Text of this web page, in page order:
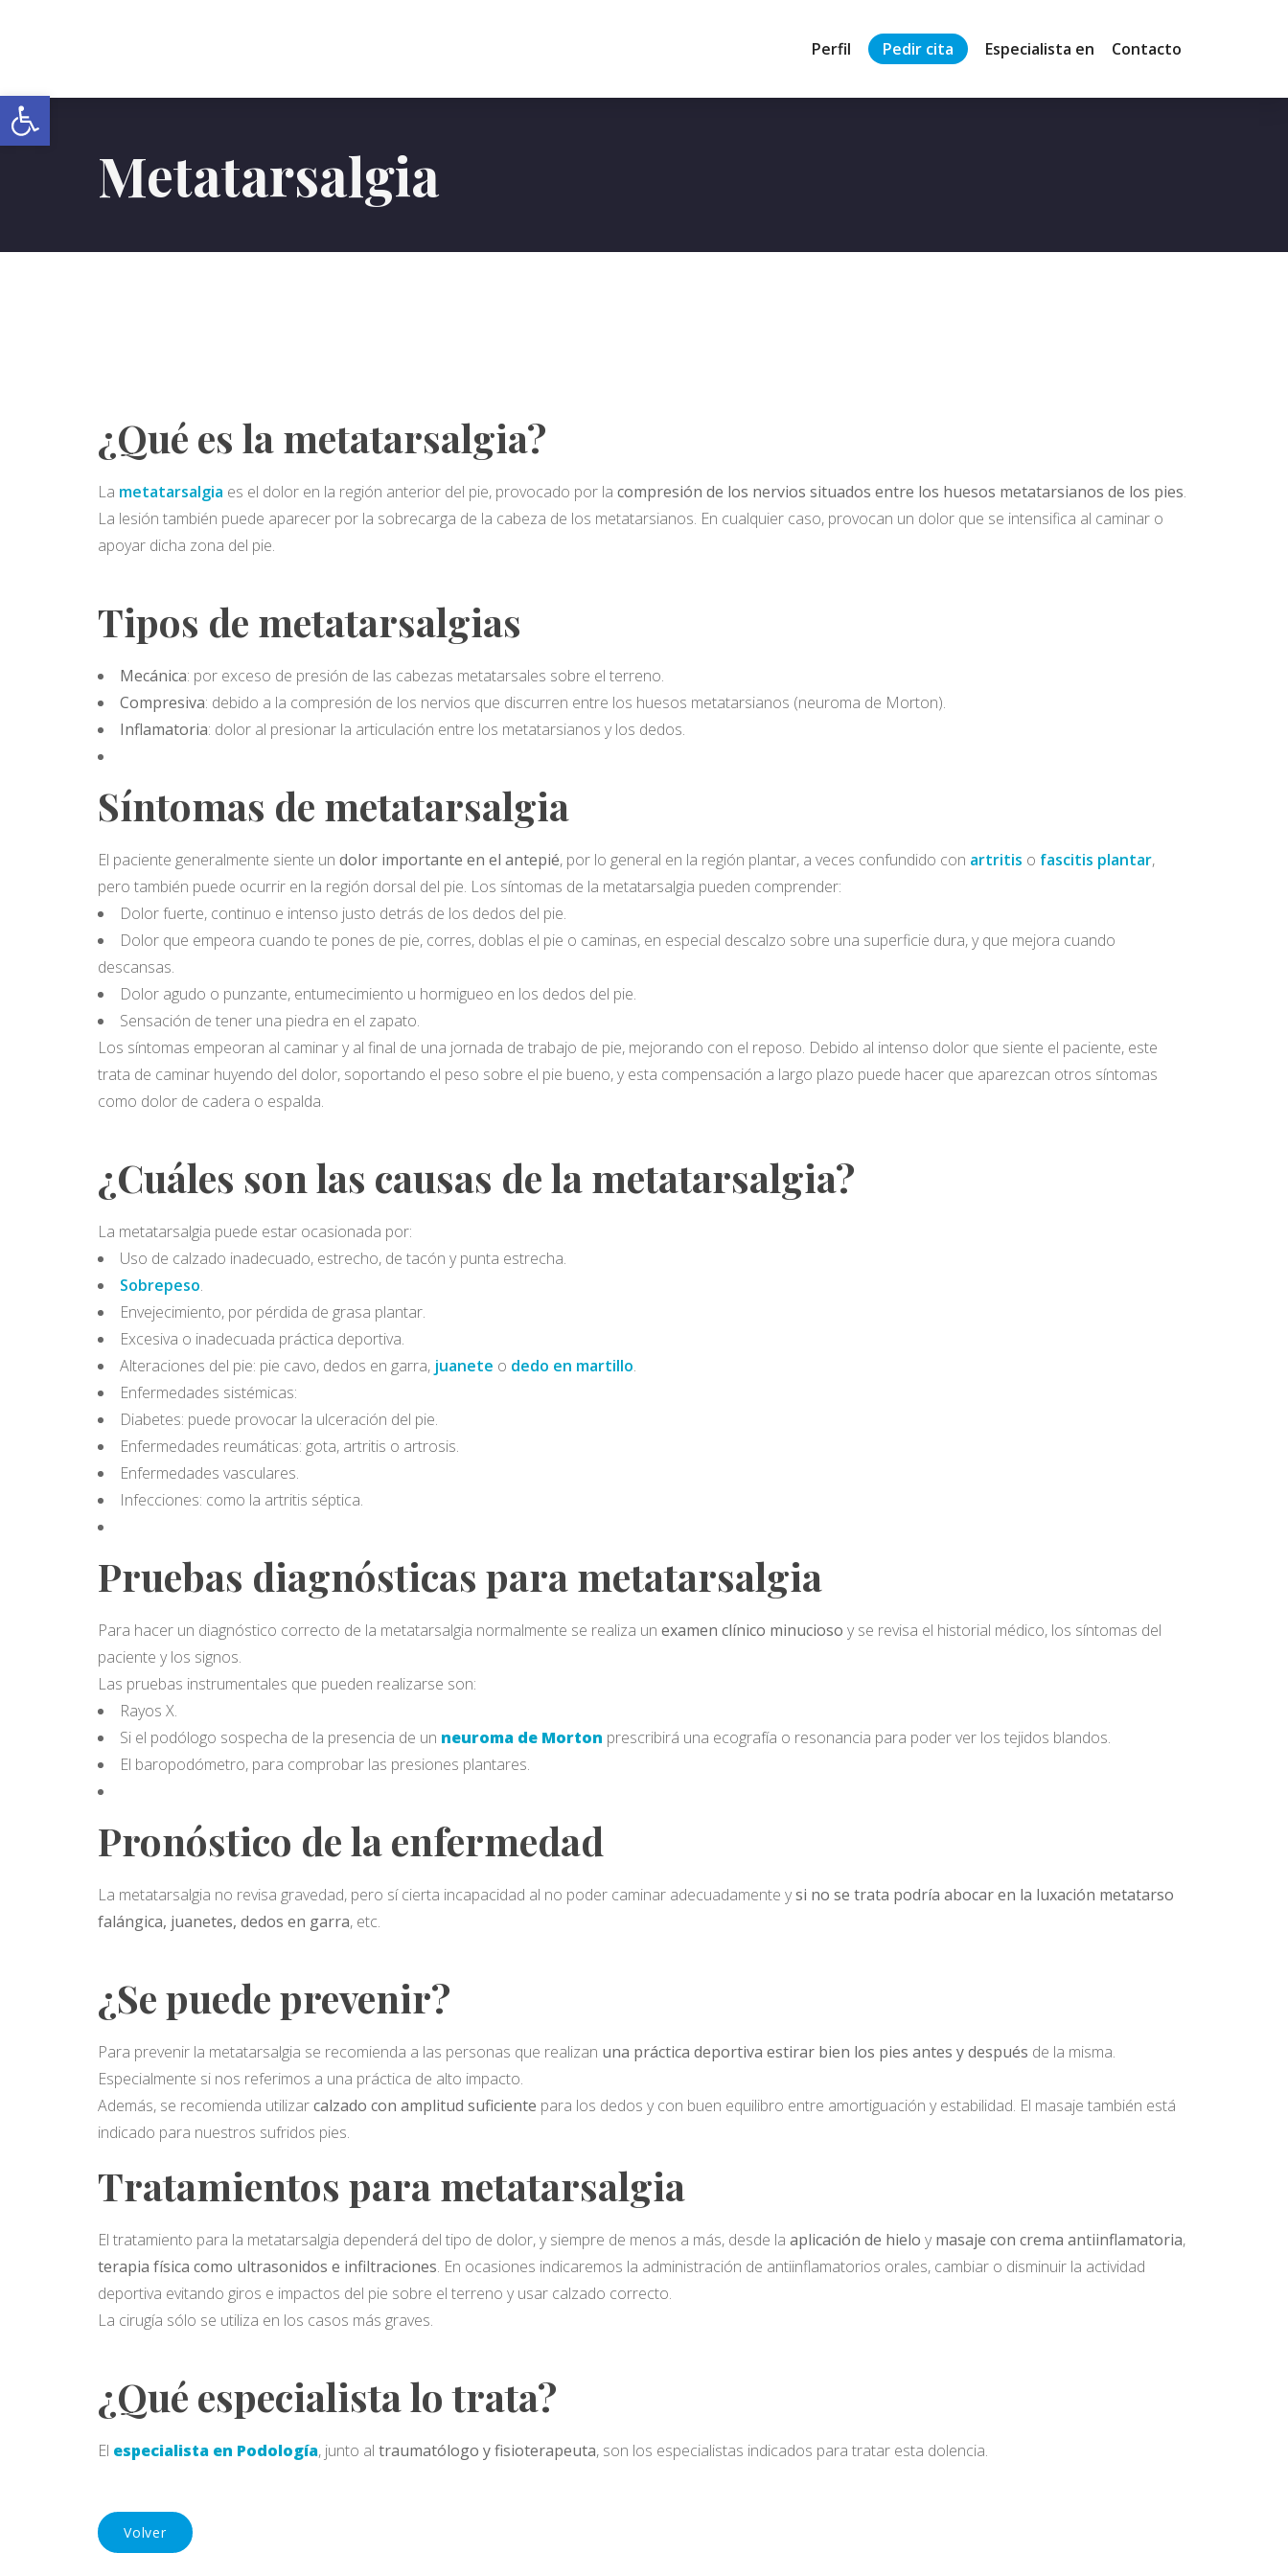
Abrir barra de herramientas
Perfil Pedir cita Especialista en Contacto
Metatarsalgia
¿Qué es la metatarsalgia?
La metatarsalgia es el dolor en la región anterior del pie, provocado por la compresión de los nervios situados entre los huesos metatarsianos de los pies.
La lesión también puede aparecer por la sobrecarga de la cabeza de los metatarsianos. En cualquier caso, provocan un dolor que se intensifica al caminar o
apoyar dicha zona del pie.
Tipos de metatarsalgias
Mecánica: por exceso de presión de las cabezas metatarsales sobre el terreno.
Compresiva: debido a la compresión de los nervios que discurren entre los huesos metatarsianos (neuroma de Morton).
Inflamatoria: dolor al presionar la articulación entre los metatarsianos y los dedos.
Síntomas de metatarsalgia
El paciente generalmente siente un dolor importante en el antepié, por lo general en la región plantar, a veces confundido con artritis o fascitis plantar,
pero también puede ocurrir en la región dorsal del pie. Los síntomas de la metatarsalgia pueden comprender:
Dolor fuerte, continuo e intenso justo detrás de los dedos del pie.
Dolor que empeora cuando te pones de pie, corres, doblas el pie o caminas, en especial descalzo sobre una superficie dura, y que mejora cuando
descansas.
Dolor agudo o punzante, entumecimiento u hormigueo en los dedos del pie.
Sensación de tener una piedra en el zapato.
Los síntomas empeoran al caminar y al final de una jornada de trabajo de pie, mejorando con el reposo. Debido al intenso dolor que siente el paciente, este
trata de caminar huyendo del dolor, soportando el peso sobre el pie bueno, y esta compensación a largo plazo puede hacer que aparezcan otros síntomas
como dolor de cadera o espalda.
¿Cuáles son las causas de la metatarsalgia?
La metatarsalgia puede estar ocasionada por:
Uso de calzado inadecuado, estrecho, de tacón y punta estrecha.
Sobrepeso.
Envejecimiento, por pérdida de grasa plantar.
Excesiva o inadecuada práctica deportiva.
Alteraciones del pie: pie cavo, dedos en garra, juanete o dedo en martillo.
Enfermedades sistémicas:
Diabetes: puede provocar la ulceración del pie.
Enfermedades reumáticas: gota, artritis o artrosis.
Enfermedades vasculares.
Infecciones: como la artritis séptica.
Pruebas diagnósticas para metatarsalgia
Para hacer un diagnóstico correcto de la metatarsalgia normalmente se realiza un examen clínico minucioso y se revisa el historial médico, los síntomas del
paciente y los signos.
Las pruebas instrumentales que pueden realizarse son:
Rayos X.
Si el podólogo sospecha de la presencia de un neuroma de Morton prescribirá una ecografía o resonancia para poder ver los tejidos blandos.
El baropodómetro, para comprobar las presiones plantares.
Pronóstico de la enfermedad
La metatarsalgia no revisa gravedad, pero sí cierta incapacidad al no poder caminar adecuadamente ysi no se trata podría abocar en la luxación metatarso
falángica, juanetes, dedos en garra, etc.
¿Se puede prevenir?
Para prevenir la metatarsalgia se recomienda a las personas que realizan una práctica deportiva estirar bien los pies antes y después de la misma.
Especialmente si nos referimos a una práctica de alto impacto.
Además, se recomienda utilizarcalzado con amplitud suficiente para los dedos y con buen equilibro entre amortiguación y estabilidad. El masaje también está
indicado para nuestros sufridos pies.
Tratamientos para metatarsalgia
El tratamiento para la metatarsalgia dependerá del tipo de dolor, y siempre de menos a más, desde la aplicación de hielo ymasaje con crema antiinflamatoria,
terapia física como ultrasonidos e infiltraciones. En ocasiones indicaremos la administración de antiinflamatorios orales, cambiar o disminuir la actividad
deportiva evitando giros e impactos del pie sobre el terreno y usar calzado correcto.
La cirugía sólo se utiliza en los casos más graves.
¿Qué especialista lo trata?
El especialista en Podología, junto al traumatólogo y fisioterapeuta, son los especialistas indicados para tratar esta dolencia.
Volver